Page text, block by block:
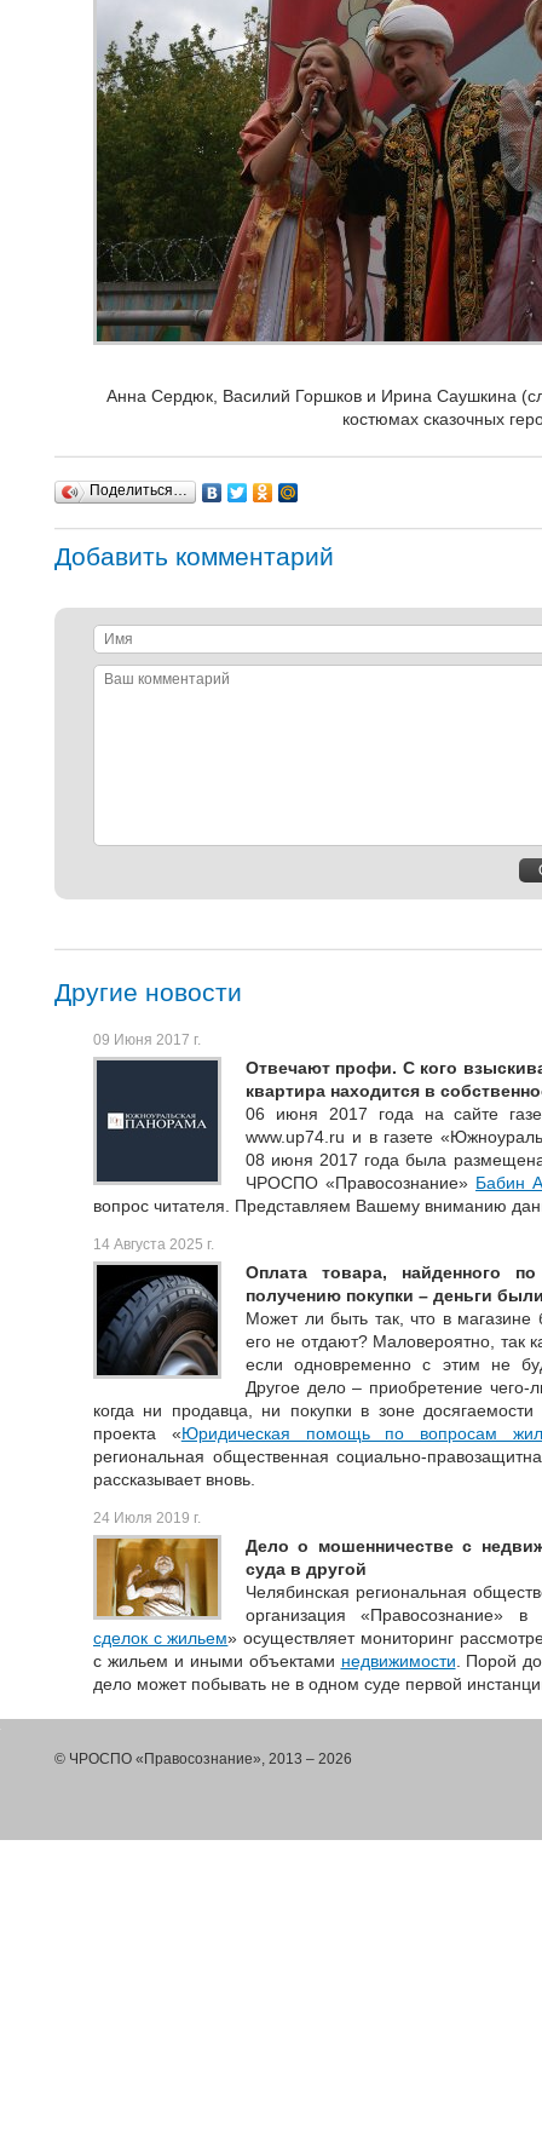
Анна Сердюк, Василий Горшков и Ирина Саушкина
костюмах сказочных
Поделиться…
Добавить комментарий
Имя
Ваш
Другие новости
09 Июня 2017 г.
Отвечают профи. С кого
квартира находится в
06 июня 2017 года на сайте
www.up74.ru и в газете
08 июня 2017 года была
ЧРОСПО «Правосознание» Бабин
вопрос читателя. Представляем Вашему вниманию
14 Августа 2025 г.
Оплата товара, найденного
получению покупки – деньги
Может ли быть так, что в
его не отдают? Маловероятно, так
если одновременно с этим не
Другое дело – приобретение
когда ни продавца, ни покупки в зоне
проекта «Юридическая помощь по вопросам
региональная общественная социально-
рассказывает вновь.
24 Июля 2019 г.
Дело о мошенничестве с
суда в другой
Челябинская региональная
организация «Правосознание»
сделок с жильем» осуществляет мониторинг
с жильем и иными объектами недвижимости . Порой
дело может побывать не в одном суде первой
© ЧРОСПО «Правосознание», 2013 – 2026